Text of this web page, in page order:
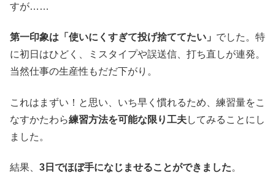
すが……
第一印象は「使いにくすぎて投げ捨ててたい」 でした。特
に初日はひどく、ミスタイプや誤送信、打ち直しが連発。
当然仕事の生産性もだだ下がり。
これはまずい！と思い、いち早く慣れるため、練習量をこ
なすかたわら練習方法を可能な限り工夫してみることにし
ました。
結果、 3日でほぼ手になじませることができました。